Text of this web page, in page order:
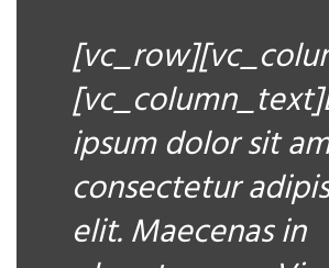
ipsum dolor sit
consectetur
elit. Maecenas in